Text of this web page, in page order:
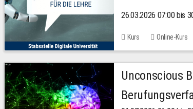
26.03.2026 07:00 bis
Kurs Online-Kurs
Unconscious